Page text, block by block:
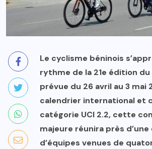
Le cyclisme béninois
rythme de la 21e édition du
prévue du 26 avril au 3 mai
calendrier international et
catégorie UCI 2.2, cette
majeure réunira près d’une
d’équipes venues de